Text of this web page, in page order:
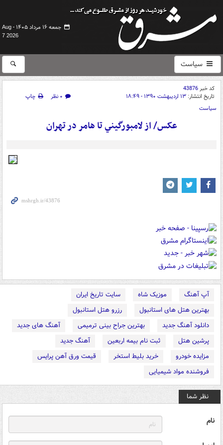
جمعه ۱۶ مرداد ۱۴۰۵ -
Aug
7 2026
سیاست
کد خبر43876
تاریخ انتشار: ۱۳ اردیبهشت ۱۳۹۰ - ۱۸:۴۹ ۰ نظر
چاپ
سیاست
عکس/ از لامبورگيني تا هامر در تهران
آپ آهنگ موزیک شاه
سایت تاریخ ایران
بهترین هتل های استانبول
رزرو هتل استانبول
دانلود آهنگ جدید
بهترین جراح بینی ترمیمی
آهنگ های جدید
پرشین هتل
ثبت نام بیمه اربعین
آهنگ جدید
مزایده خودرو
خرید بلیط استخر
قیمت ورق آهن پرایس
فروشنده مواد شیمیایی
نظر شما
نام